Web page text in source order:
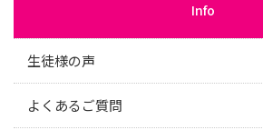
Info
生徒様の声
よくあるご質問